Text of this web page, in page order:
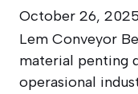
October 26, 2025
Lem Conveyor
material penting
operasional